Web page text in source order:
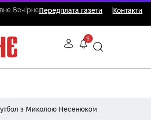
ВечірнєПередплата газети Контакти
9
з Миколою Несенюком